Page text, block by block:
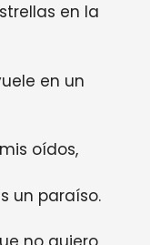
en la
en un
oídos,
un paraíso.